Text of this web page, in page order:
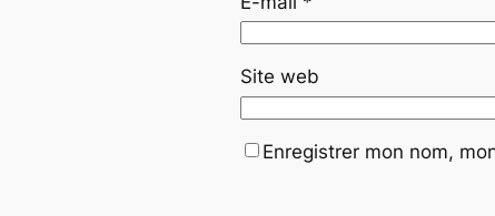
Site web
Enregistrer mon nom,